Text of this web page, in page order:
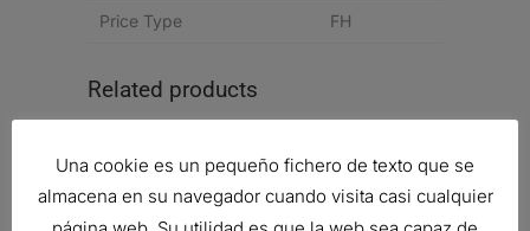
Price Type FH
Related products
VÁLVULA DE RETENCIÓN
Una cookie es un pequeño fichero de texto que se
almacena en su navegador cuando visita casi cualquier